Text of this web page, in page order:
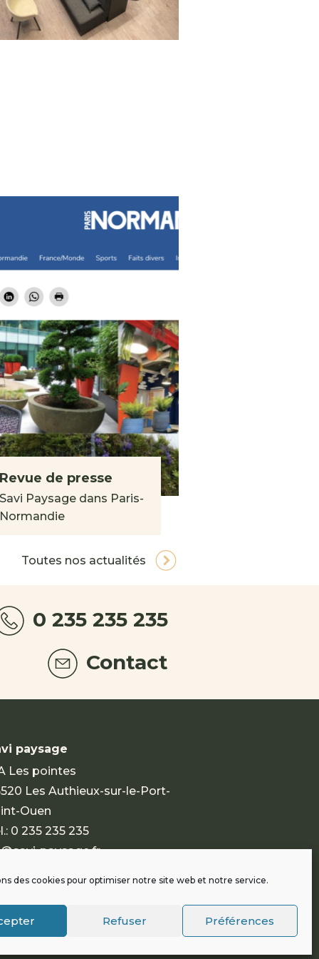
des cookies pour optimiser notre site web et notre service.
Refuser Préférences
Revue de presse
Savi Paysage dans Paris-
Normandie
Toutes nos actualités
0 235 235 235
Contact
paysage
Les pointes
Les Authieux-sur-le-Port-
Ouen
0 235 235 235
paysage.fr